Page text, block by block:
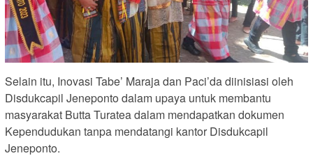
Selain itu, Inovasi Tabe’ Maraja dan Paci’da diinisiasi oleh
Disdukcapil Jeneponto dalam upaya untuk membantu
masyarakat Butta Turatea dalam mendapatkan dokumen
Kependudukan tanpa mendatangi kantor Disdukcapil
Jeneponto.